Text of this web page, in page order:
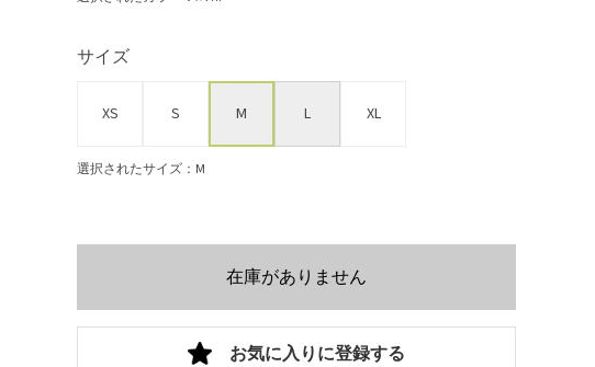
サイズ
XS S M L XL
選択されたサイズ：M
在庫がありません
お気に入りに登録する